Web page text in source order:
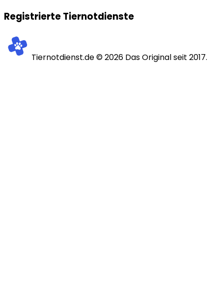
Registrierte Tiernotdienste
Tiernotdienst.de ©2026 Das Original seit 2017.